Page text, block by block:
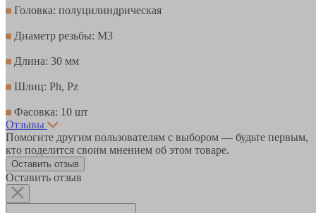
Головка: полуцилиндрическая
Диаметр резьбы: М3
Длина: 30 мм
Шлиц: Ph, Pz
Фасовка: 10 шт
Отзывы
Помогите другим пользователям с выбором — будьте первым,
кто поделится своим мнением об этом товаре.
Оставить отзыв
Оставить отзыв